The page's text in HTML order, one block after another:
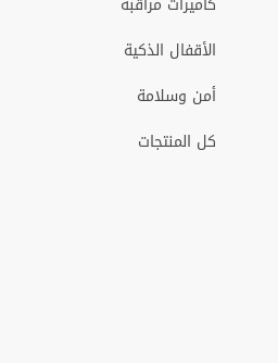
الأقفال الذكية
أمن وسلامة
كل المنتجات